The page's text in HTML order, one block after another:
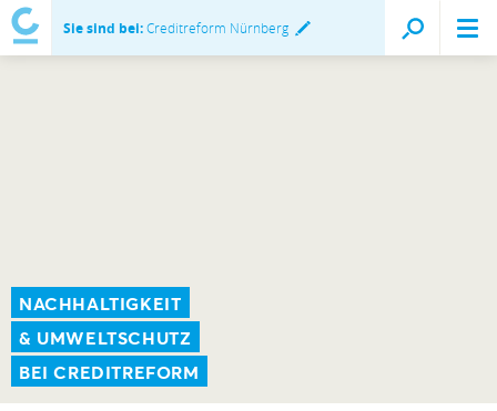
Sie sind bei:Creditreform Nürnberg
NACHHALTIGKEIT
& UMWELTSCHUTZ
BEI CREDITREFORM